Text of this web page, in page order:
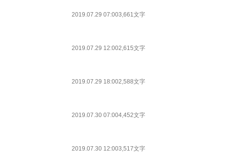
2019.07.29 07:003,661文字
2019.07.29 12:002,615文字
2019.07.29 18:002,588文字
2019.07.30 07:004,452文字
2019.07.30 12:003,517文字